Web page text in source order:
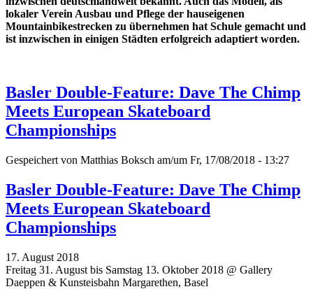
lokaler Verein Ausbau und Pflege der hauseigenen
Mountainbikestrecken zu übernehmen hat Schule gemacht und
ist inzwischen in einigen Städten erfolgreich adaptiert worden.
Basler Double-Feature: Dave The Chimp
Meets European Skateboard
Championships
Gespeichert von Matthias Boksch am/um Fr, 17/08/2018 - 13:27
Basler Double-Feature: Dave The Chimp
Meets European Skateboard
Championships
17. August 2018
Freitag 31. August bis Samstag 13. Oktober 2018 @ Gallery
Daeppen & Kunsteisbahn Margarethen, Basel